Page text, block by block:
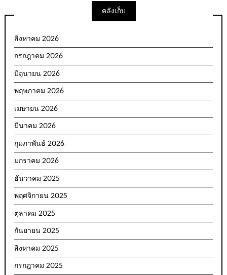
คลังเก็บ
สิงหาคม 2026
กรกฎาคม 2026
มิถุนายน 2026
พฤษภาคม 2026
เมษายน 2026
มีนาคม 2026
กุมภาพันธ์ 2026
มกราคม 2026
ธันวาคม 2025
พฤศจิกายน 2025
ตุลาคม 2025
กันยายน 2025
สิงหาคม 2025
กรกฎาคม 2025